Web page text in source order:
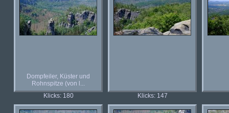
Dompfeiler, Küster und
Rohnspitze (von l...
Klicks: 180
Klicks: 147